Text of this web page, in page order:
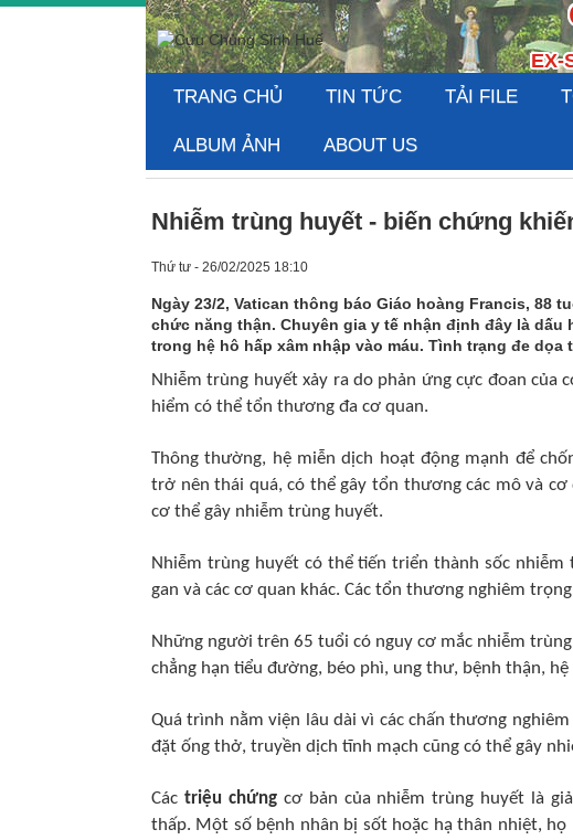
EX-
TRANG CHỦ TIN TỨC TẢI FILE
ALBUM ẢNH ABOUT US
Nhiễm trùng huyết - biến chứng
Thứ tư - 26/02/2025 18:10
Ngày 23/2, Vatican thông báo Giáo hoàng Francis,
chức năng thận. Chuyên gia y tế nhận định đây là
trong hệ hô hấp xâm nhập vào máu. Tình trạng đe
Nhiễm trùng huyết xảy ra do phản ứng cực đoan
hiểm có thể tổn thương đa cơ quan.
Thông thường, hệ miễn dịch hoạt động mạnh để
trở nên thái quá, có thể gây tổn thương các mô và
cơ thể gây nhiễm trùng huyết.
Nhiễm trùng huyết có thể tiến triển thành sốc
gan và các cơ quan khác. Các tổn thương nghiêm
Những người trên 65 tuổi có nguy cơ mắc nhiễm
chẳng hạn tiểu đường, béo phì, ung thư, bệnh thận,
Quá trình nằm viện lâu dài vì các chấn thương
đặt ống thở, truyền dịch tĩnh mạch cũng có thể gây
Các triệu chứngcơ bản của nhiễm trùng huyết là
thấp. Một số bệnh nhân bị sốt hoặc hạ thân nhiệt,